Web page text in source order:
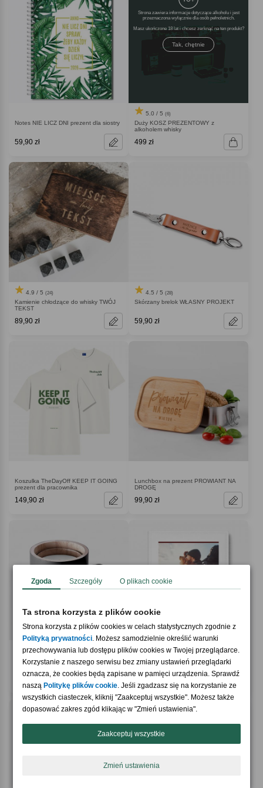
Notes NIE LICZ DNI prezent dla siostry
59,90 zł
Strona zawiera informacje dotyczące alkoholu i jest
przeznaczona wyłącznie dla osób pełnoletnich.
Masz ukończone 18 lat i chcesz zerknąć na ten produkt
Tak, chętnie
5.0 / 5 (6)
Duży KOSZ PREZENTOWY z
alkoholem whisky
499 zł
4.9 / 5 (24)
Kamienie chłodzące do whisky TWÓJ
TEKST
89,90 zł
4.5 / 5 (28)
Skórzany brelok WŁASNY PROJEKT
59,90 zł
Koszulka TheDayOff KEEP IT GOING
prezent dla pracownika
149,90 zł
Lunchbox na prezent PROWIANT NA
DROGĘ
99,90 zł
5.0 / 5(2)
Grawerowana świeca z własnym
napisem TWÓJ TEKST
5.0 / 5 (7)
Album na zdjęcia OBIEKTYWNIE
prezent dla fotografa profesjonalisty
139,90 zł
Zgoda Szczegóły O plikach cookie
Ta strona korzysta z plików cookie
Strona korzysta z plików cookies w celach statystycznych zgodnie z
Polityką prywatności. Możesz samodzielnie określić warunki
przechowywania lub dostępu plików cookies w Twojej przeglądarce.
Korzystanie z naszego serwisu bez zmiany ustawień przeglądarki
oznacza, że cookies będą zapisane w pamięci urządzenia. Sprawdź
naszą Politykę plików cookie. Jeśli zgadzasz się na korzystanie ze
wszystkich ciasteczek, kliknij "Zaakceptuj wszystkie". Możesz także
dopasować zakres zgód klikając w "Zmień ustawienia".
Zaakceptuj wszystkie
Zmień ustawienia